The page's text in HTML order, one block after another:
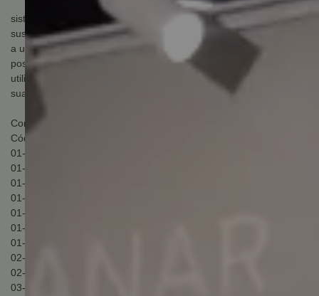
sistemas para divisórias de ambientes que geralmente são
suspensos e possuem apenas um guia no chão, o que dispensa
a utilização de trilhos, deixando a passagem livre. Há
possibilidade de sistema com sustentação na base, muito
utilizada em closets. Escolha o sistema que melhor se adapte às
suas necessidades.
Componentes incluídos na embalagem:
Código: 16823
01- sistema c-1000
01- trilho rm-074 superior 1090 mm
01- trilho u inferior
01- fixador rm-061
01- came superior
01- came inferior
01- carro manual
02- suporte porta
02- capas de acabamento
03- amortecedores